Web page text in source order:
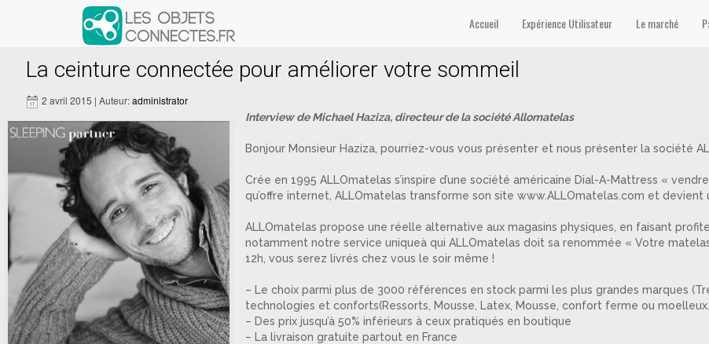
Accueil Expérience Utilisateur Le marché
Articles avec le tag ‘Dunlopillo’
La ceinture connectée pour améliorer votre sommeil
2 avril 2015 | Auteur:administrator
Interview de Michael Haziza, directeur de la société Allomatelas
Bonjour Monsieur Haziza, pourriez-vous vous présenter et nous présenter la société
Crée en 1995 ALLOmatelas s’inspire d’une société américaine Dial-A-Mattress «
qu’offre internet, ALLOmatelas transforme son site www.ALLOmatelas.com et
ALLOmatelas propose une réelle alternative aux magasins physiques, en faisant
notamment notre service uniqueà qui ALLOmatelas doit sa renommée « Votre
12h, vous serez livrés chez vous le soir même !
– Le choix parmi plus de 3000 références en stock parmi les plus grandes marques
technologies et conforts(Ressorts, Mousse, Latex, Mousse, confort ferme ou
– Des prix jusqu’à 50% inférieurs à ceux pratiqués en boutique
– La livraison gratuite partout en France